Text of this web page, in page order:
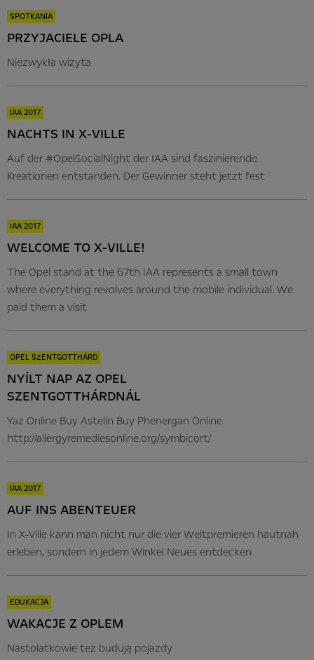
SPOTKANIA
PRZYJACIELE OPLA
Niezwykła wizyta
IAA 2017
NACHTS IN X-VILLE
Auf der #OpelSocialNight der IAA sind faszinierende
Kreationen entstanden. Der Gewinner steht jetzt fest
IAA 2017
WELCOME TO X-VILLE!
The Opel stand at the 67th IAA represents a small town
where everything revolves around the mobile individual. We
paid them a visit
OPEL SZENTGOTTHÁRD
NYÍLT NAP AZ OPEL
SZENTGOTTHÁRDNÁL
Yaz Online Buy Astelin Buy Phenergan Online
http://allergyremediesonline.org/symbicort/
IAA 2017
AUF INS ABENTEUER
In X-Ville kann man nicht nur die vier Weltpremieren hautnah
erleben, sondern in jedem Winkel Neues entdecken
EDUKACJA
WAKACJE Z OPLEM
Nastolatkowie też budują pojazdy